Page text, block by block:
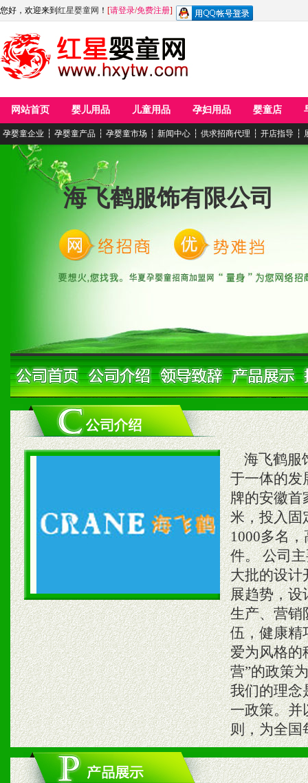
您好，欢迎来到 红星婴童网 ！ [请登录/免费注册]
网站首页 婴儿用品 儿童用品 孕妇用品 婴童店
孕婴童企业 ┆ 孕婴童产品 ┆ 孕婴童市场 ┆ 新闻中心 ┆ 供求招商代理 ┆ 开店指导 ┆
海飞鹤服饰有限公司
海飞鹤服
于一体的发
牌的安徽首
米，投入固
1000多名
件。 公司
大批的设计
展趋势，设
生产、营销
伍，健康精
爱为风格的
营”的政策
我们的理
一政策。并
则，为全国